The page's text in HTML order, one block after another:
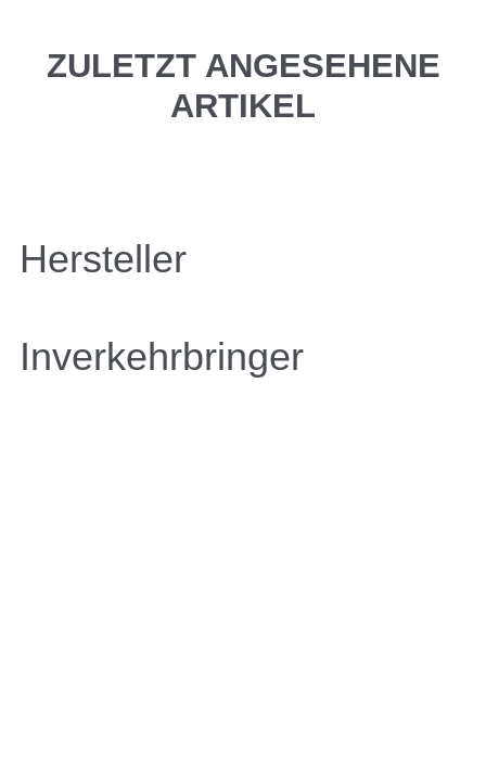
ZULETZT ANGESEHENE
ARTIKEL
Hersteller
Inverkehrbringer